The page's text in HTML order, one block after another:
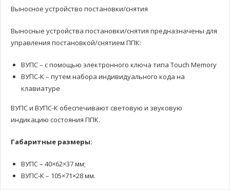
Выносное устройство постановки/снятия
Выносные устройства постановки/снятия предназначены для
управления постановкой/снятием ППК:
ВУПС – с помощью электронного ключа типа Touch Memory
ВУПС-К – путем набора индивидуального кода на
клавиатуре
ВУПС и ВУПС-К обеспечивают световую и звуковую
индикацию состояния ППК.
Габаритные размеры:
ВУПС – 40×62×37 мм;
ВУПС-К – 105×71×28 мм.